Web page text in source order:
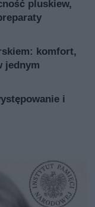
pluskiew,
komfort,
jednym
i